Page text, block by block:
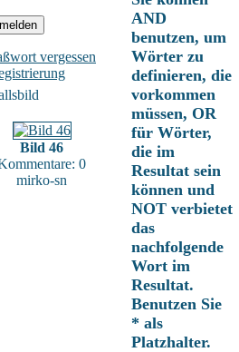
vergessen
Bild 46
0
mirko-sn
AND
benutzen, um
Wörter zu
definieren, die
vorkommen
müssen, OR
für Wörter,
die im
Resultat sein
können und
NOT verbietet
das
nachfolgende
Wort im
Resultat.
Benutzen Sie
* als
Platzhalter.